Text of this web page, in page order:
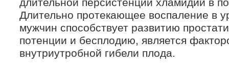
длительной персистенции хламидий в
Длительно протекающее воспаление в
мужчин способствует развитию
потенции и бесплодию, является
внутриутробной гибели плода.